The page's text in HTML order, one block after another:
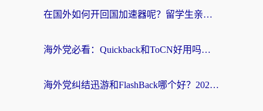
在国外如何开回国加速器呢？留学生亲测的无缝访问国内资源指南
海外党必看：Quickback和ToCN好用吗？3分钟选对回国加速器的实用指南
海外党纠结迅游和FlashBack哪个好？2026实用指南教你选对回国加速器